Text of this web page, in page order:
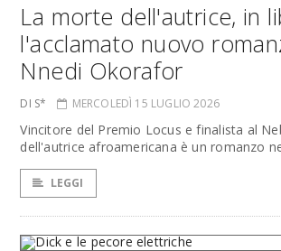
La morte dell'autrice, in
l'acclamato nuovo
Nnedi Okorafor
DI S* MERCOLEDÌ 15 LUGLIO 2026
Vincitore del Premio Locus e finalista al
dell'autrice afroamericana è un romanzo
LEGGI